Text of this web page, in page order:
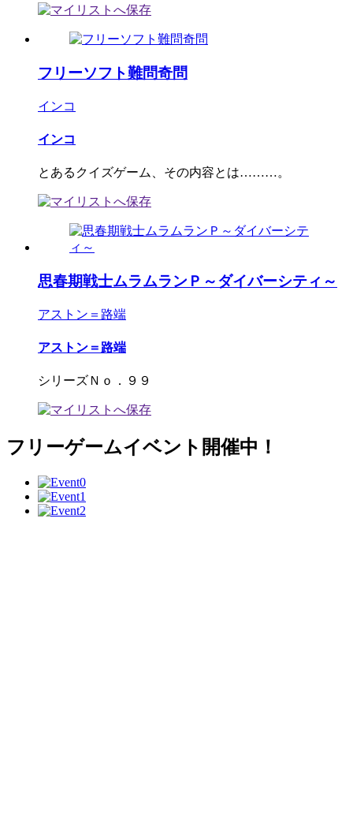
フリーソフト難問奇問
インコ
インコ
とあるクイズゲーム、その内容とは………。
思春期戦士ムラムランＰ～ダイバーシティ～
アストン＝路端
アストン＝路端
シリーズＮｏ．９９
フリーゲームイベント開催中！